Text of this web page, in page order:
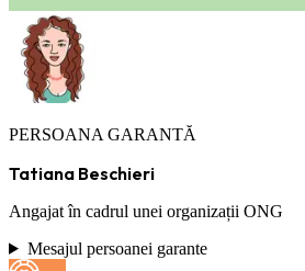
PERSOANA GARANTĂ
Tatiana Beschieri
Angajat în cadrul unei organizații ONG
Mesajul persoanei garante